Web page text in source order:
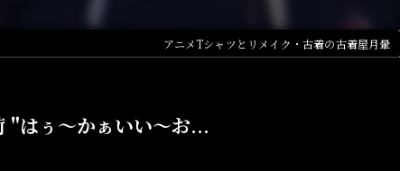
アニメTシャツとリメイク・古着の古着屋月暈
"はぅ〜かぁいい〜お...